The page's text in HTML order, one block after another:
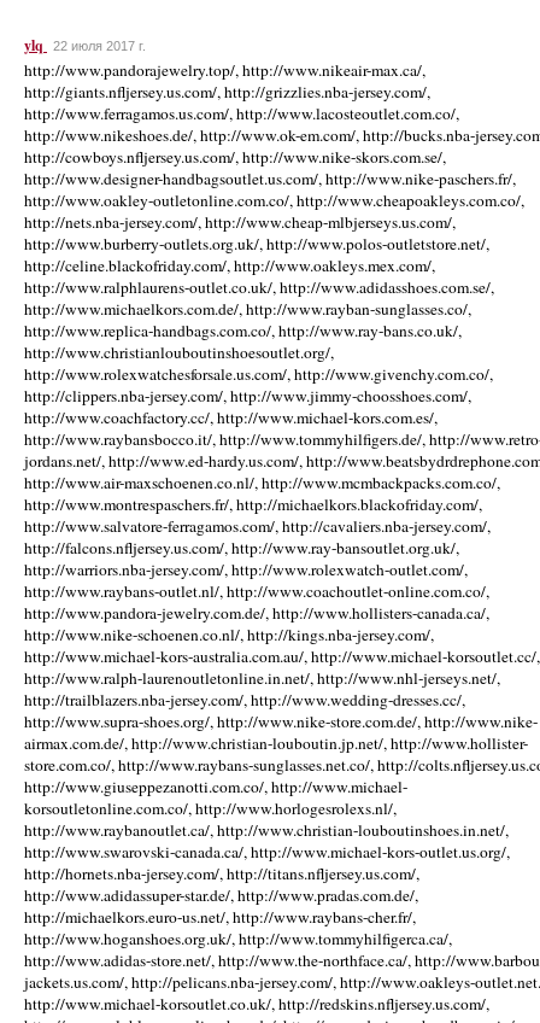
ylq 22 июля 2017 г.
http://www.pandorajewelry.top/, http://www.nikeair-max.ca/,
http://giants.nfljersey.us.com/, http://grizzlies.nba-jersey.com/,
http://www.ferragamos.us.com/, http://www.lacosteoutlet.com.co/,
http://www.nikeshoes.de/, http://www.ok-em.com/, http://bucks.nba-
http://cowboys.nfljersey.us.com/, http://www.nike-skors.com.se/,
http://www.designer-handbagsoutlet.us.com/, http://www.nike-paschers.fr/,
http://www.oakley-outletonline.com.co/, http://www.cheapoakleys.com.co/,
http://nets.nba-jersey.com/, http://www.cheap-mlbjerseys.us.com/,
http://www.burberry-outlets.org.uk/, http://www.polos-outletstore.net/,
http://celine.blackofriday.com/, http://www.oakleys.mex.com/,
http://www.ralphlaurens-outlet.co.uk/, http://www.adidasshoes.com.se/,
http://www.michaelkors.com.de/, http://www.rayban-sunglasses.co/,
http://www.replica-handbags.com.co/, http://www.ray-bans.co.uk/,
http://www.christianlouboutinshoesoutlet.org/,
http://www.rolexwatchesforsale.us.com/, http://www.givenchy.com.co/,
http://clippers.nba-jersey.com/, http://www.jimmy-choosshoes.com/,
http://www.coachfactory.cc/, http://www.michael-kors.com.es/,
http://www.raybansbocco.it/, http://www.tommyhilfigers.de/, http://
jordans.net/, http://www.ed-hardy.us.com/, http://
http://www.air-maxschoenen.co.nl/, http://www.mcmbackpacks.com.co/,
http://www.montrespaschers.fr/, http://michaelkors.blackofriday.com/,
http://www.salvatore-ferragamos.com/, http://cavaliers.nba-jersey.com/,
http://falcons.nfljersey.us.com/, http://www.ray-bansoutlet.org.uk/,
http://warriors.nba-jersey.com/, http://www.rolexwatch-outlet.com/,
http://www.raybans-outlet.nl/, http://www.coachoutlet-online.com.co/,
http://www.pandora-jewelry.com.de/, http://www.hollisters-canada.ca/,
http://www.nike-schoenen.co.nl/, http://kings.nba-jersey.com/,
http://www.michael-kors-australia.com.au/, http://www.michael-korsoutlet.cc/,
http://www.ralph-laurenoutletonline.in.net/, http://www.nhl-jerseys.net/,
http://trailblazers.nba-jersey.com/, http://www.wedding-dresses.cc/,
http://www.supra-shoes.org/, http://www.nike-store.com.de/, http://www.nike-
airmax.com.de/, http://www.christian-louboutin.jp.net/, http://www.hollister-
store.com.co/, http://www.raybans-sunglasses.net.co/, http://
http://www.giuseppezanotti.com.co/, http://www.michael-
korsoutletonline.com.co/, http://www.horlogesrolexs.nl/,
http://www.raybanoutlet.ca/, http://www.christian-louboutinshoes.in.net/,
http://www.swarovski-canada.ca/, http://www.michael-kors-outlet.us.org/,
http://hornets.nba-jersey.com/, http://titans.nfljersey.us.com/,
http://www.adidassuper-star.de/, http://www.pradas.com.de/,
http://michaelkors.euro-us.net/, http://www.raybans-cher.fr/,
http://www.hoganshoes.org.uk/, http://www.tommyhilfigerca.ca/,
http://www.adidas-store.net/, http://www.the-northface.ca/, http://
jackets.us.com/, http://pelicans.nba-jersey.com/, http://www.oakleys-
http://www.michael-korsoutlet.co.uk/, http://redskins.nfljersey.us.com/,